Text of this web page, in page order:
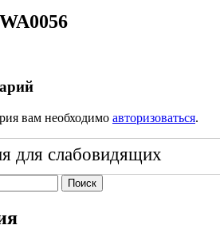
вам необходимо авторизоваться.
для слабовидящих
Поиск